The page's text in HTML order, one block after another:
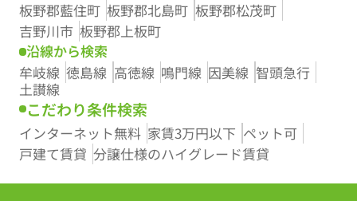
板野郡藍住町 板野郡北島町 板野郡松茂町
吉野川市 板野郡上板町
沿線から検索
牟岐線 徳島線 高徳線 鳴門線 因美線 智頭急行
土讃線
こだわり条件検索
インターネット無料 家賃3万円以下 ペット可
戸建て賃貸 分譲仕様のハイグレード賃貸